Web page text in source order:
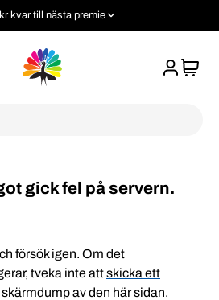
kvar till nästa premie
gick fel på servern.
försök igen. Om det
tveka inte attskicka ett
av den här sidan.